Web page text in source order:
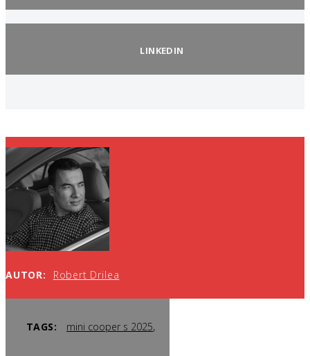
LINKEDIN
AUTOR: Robert Drilea
TAGS: mini cooper s 2025,